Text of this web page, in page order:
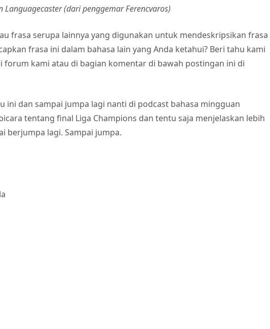
(dari penggemar Ferencvaros)
frasa serupa lainnya yang digunakan untuk mendeskripsikan frasa
frasa ini dalam bahasa lain yang Anda ketahui? Beri tahu kami
kami atau di bagian komentar di bawah postingan ini di
ini dan sampai jumpa lagi nanti di podcast bahasa mingguan
tentang final Liga Champions dan tentu saja menjelaskan lebih
berjumpa lagi. Sampai jumpa.